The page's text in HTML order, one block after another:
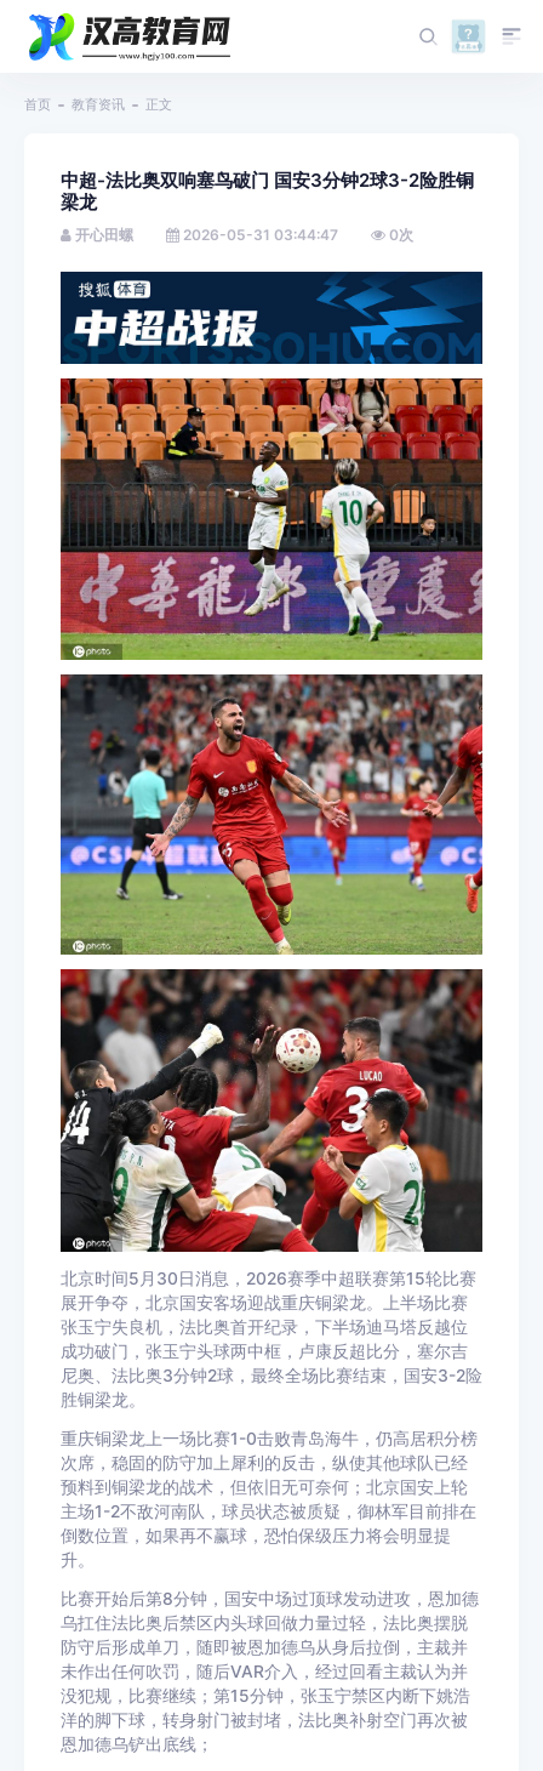
首页 教育资讯 正文
中超-法比奥双响塞鸟破门 国安3分钟2球3-2险胜铜
梁龙
开心田螺 2026-05-31 03:44:47 0次
北京时间5月30日消息，2026赛季中超联赛第15轮比赛
展开争夺，北京国安客场迎战重庆铜梁龙。上半场比赛
张玉宁失良机，法比奥首开纪录，下半场迪马塔反越位
成功破门，张玉宁头球两中框，卢康反超比分，塞尔吉
尼奥、法比奥3分钟2球，最终全场比赛结束，国安3-2险
胜铜梁龙。
重庆铜梁龙上一场比赛1-0击败青岛海牛，仍高居积分榜
次席，稳固的防守加上犀利的反击，纵使其他球队已经
预料到铜梁龙的战术，但依旧无可奈何；北京国安上轮
主场1-2不敌河南队，球员状态被质疑，御林军目前排在
倒数位置，如果再不赢球，恐怕保级压力将会明显提
升。
比赛开始后第8分钟，国安中场过顶球发动进攻，恩加德
乌扛住法比奥后禁区内头球回做力量过轻，法比奥摆脱
防守后形成单刀，随即被恩加德乌从身后拉倒，主裁并
未作出任何吹罚，随后VAR介入，经过回看主裁认为并
没犯规，比赛继续；第15分钟，张玉宁禁区内断下姚浩
洋的脚下球，转身射门被封堵，法比奥补射空门再次被
恩加德乌铲出底线；